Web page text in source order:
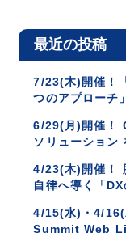
最近の投稿
7/23(木)開催！
つのアプローチ
6/29(月)開催！
ソリューション
4/23(木)開催！
自律へ導く「
4/15(水)・4/16(
Summit Web